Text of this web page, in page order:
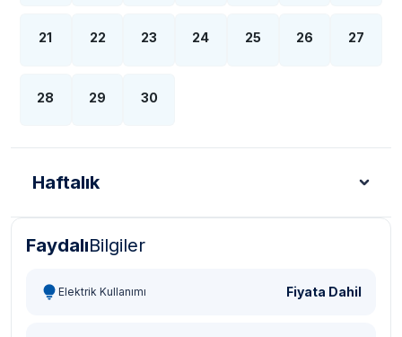
21 22 23 24 25 26 27
28 29 30
Haftalık
Türk Lirası - TL
FaydalıBilgiler
Elektrik Kullanımı Fiyata Dahil